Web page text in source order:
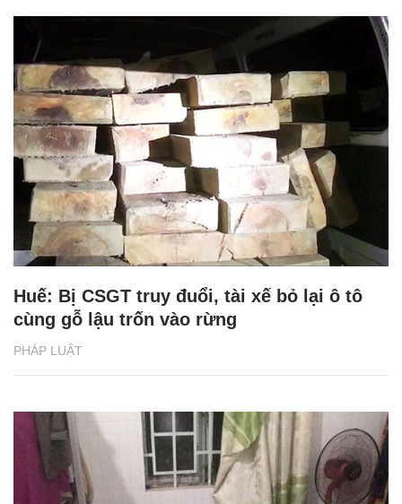
PHÁP LUẬT
Huế: Bị CSGT truy đuổi, tài xế bỏ lại ô tô
cùng gỗ lậu trốn vào rừng